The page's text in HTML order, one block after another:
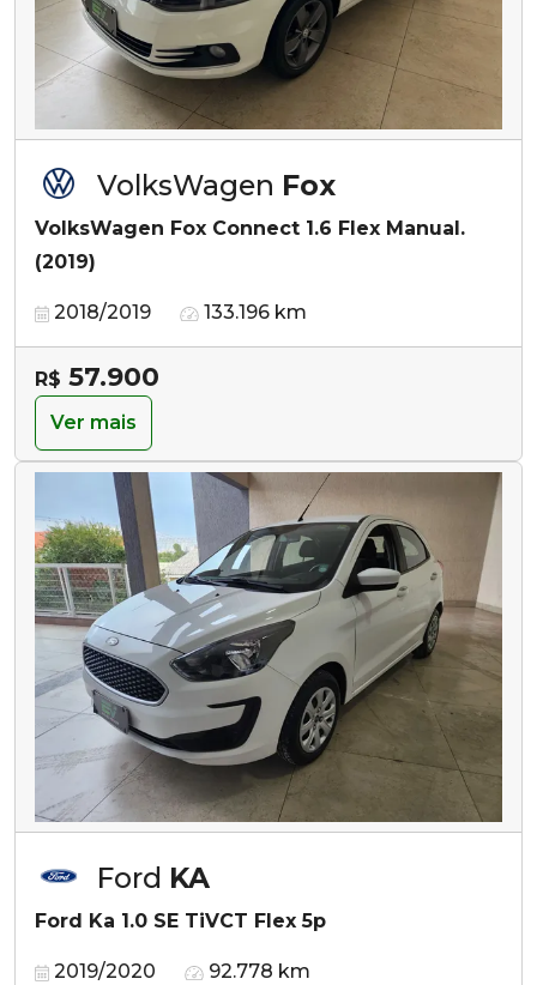
VolksWagen Fox
VolksWagen Fox Connect 1.6 Flex Manual.
(2019)
2018/2019 133.196 km
R$ 57.900
Ver mais
Ford KA
Ford Ka 1.0 SE TiVCT Flex 5p
2019/2020 92.778 km